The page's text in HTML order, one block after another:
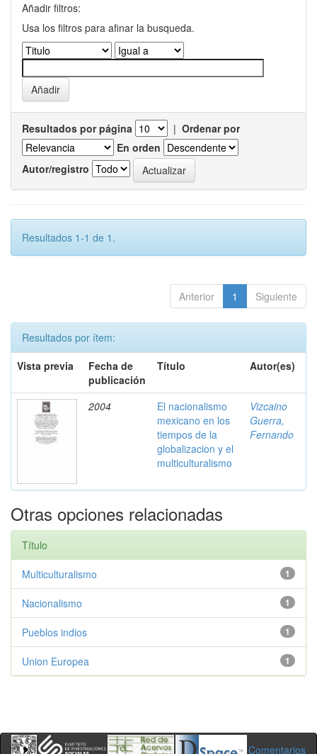
Añadir filtros:
Usa los filtros para afinar la busqueda.
Resultados por página | Ordenar por
En orden
Autor/registro
Resultados 1-1 de 1.
Anterior 1 Siguiente
Resultados por ítem:
Vista previa
Fecha de
publicación
Título Autor(es)
2004
El nacionalismo
mexicano en los
tiempos de la
globalizacion y el
multiculturalismo
Vizcaino
Guerra,
Fernando
Otras opciones relacionadas
Título
1
Multiculturalismo
1
Nacionalismo
1
Pueblos indios
1
Union Europea
Comentarios